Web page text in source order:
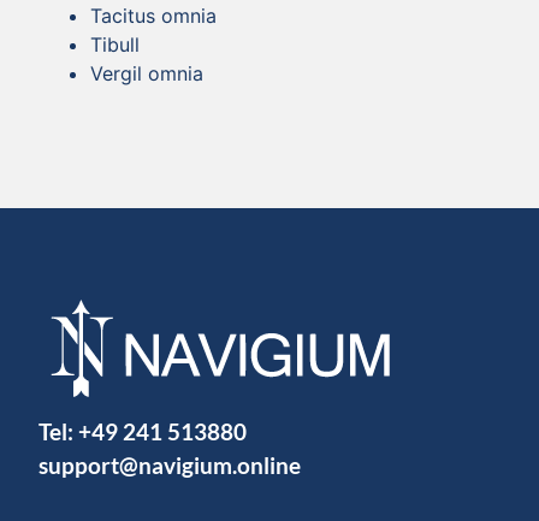
Tacitus omnia
Tibull
Vergil omnia
Tel: +49 241 513880
support@navigium.online